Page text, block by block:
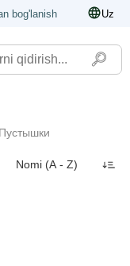
bog'lanish Uz
Пустышки